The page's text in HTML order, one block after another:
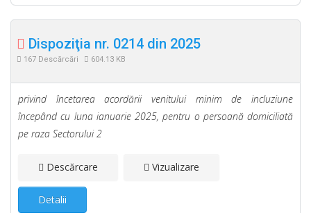
Dispoziţia nr. 0214 din 2025
167 Descărcări 604.13 KB
privind încetarea acordării venitului minim de incluziune
începând cu luna ianuarie 2025, pentru o persoană domiciliată
pe raza Sectorului 2
Descărcare Vizualizare
Detalii